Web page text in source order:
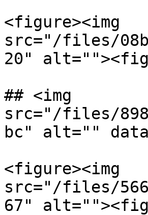
<figure><img
src="/files/
20"
## <img
src="/files/
bc" alt=""
<figure><img
src="/files/
67"